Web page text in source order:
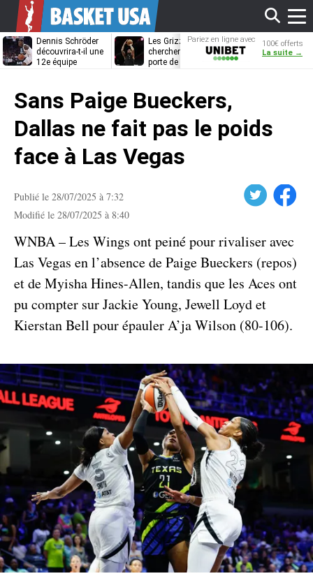
Dennis Schröder
découvrira-t-il une
12e équipe
Les Grizzlies
cherchent déjà une
porte de sortie
Dwane Casey
bientôt coach
Pariez en ligne avec
Unibet
100€ offerts
La suite →
Sans Paige Bueckers,
Dallas ne fait pas le poids
face à Las Vegas
Publié le 28/07/2025 à 7:32
Modifié le 28/07/2025 à 8:40
Facebook
WNBA – Les Wings ont peiné pour rivaliser avec
Las Vegas en l’absence de Paige Bueckers (repos)
et de Myisha Hines-Allen, tandis que les Aces ont
pu compter sur Jackie Young, Jewell Loyd et
Kierstan Bell pour épauler A’ja Wilson (80-106).